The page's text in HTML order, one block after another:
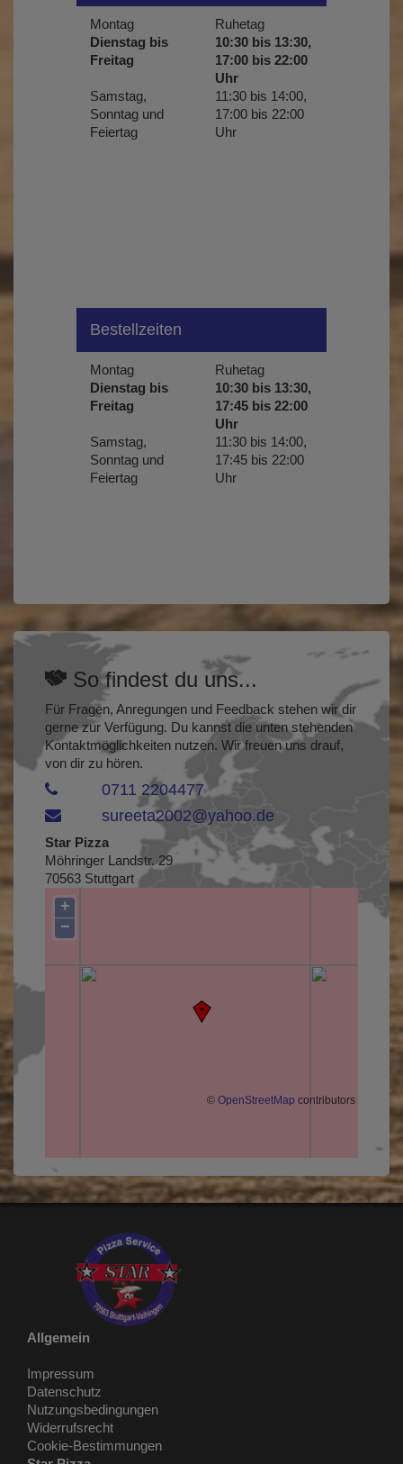
Montag
Ruhetag
Dienstag bis
Freitag
10:30 bis 13:30,
17:00 bis 22:00
Uhr
Samstag,
Sonntag und
Feiertag
11:30 bis 14:00,
17:00 bis 22:00
Uhr
Bestellzeiten
Montag
Ruhetag
Dienstag bis
Freitag
10:30 bis 13:30,
17:45 bis 22:00
Uhr
Samstag,
Sonntag und
Feiertag
11:30 bis 14:00,
17:45 bis 22:00
Uhr
So findest du uns...
Für Fragen, Anregungen und Feedback stehen wir dir
gerne zur Verfügung. Du kannst die unten stehenden
Kontaktmöglichkeiten nutzen. Wir freuen uns drauf,
von dir zu hören.
0711 2204477
sureeta2002@yahoo.de
Star Pizza
Möhringer Landstr. 29
70563 Stuttgart
+
−
© OpenStreetMap contributors
Allgemein
Impressum
Datenschutz
Nutzungsbedingungen
Widerrufsrecht
Cookie-Bestimmungen